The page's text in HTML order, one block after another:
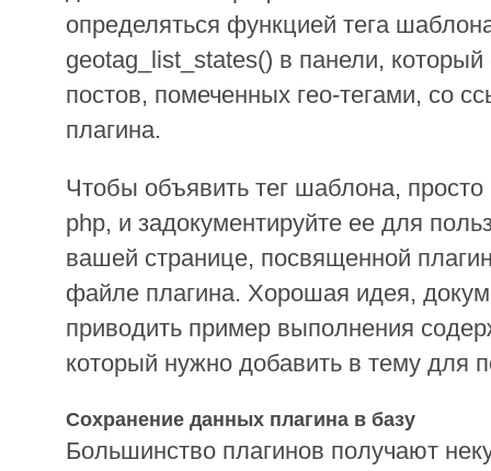
определяться функцией тега
geotag_list_states() в панели, который
постов, помеченных гео-тегами, со
плагина.
Чтобы объявить тег шаблона,
php, и задокументируйте ее для
вашей странице, посвященной
файле плагина. Хорошая идея,
приводить пример выполнения
который нужно добавить в тему для
Сохранение данных плагина в базу
Большинство плагинов получают